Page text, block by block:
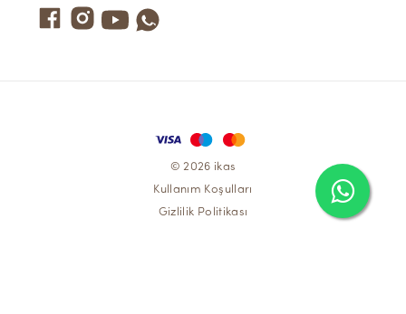
© 2026 ikas
Kullanım Koşulları
Gizlilik Politikası